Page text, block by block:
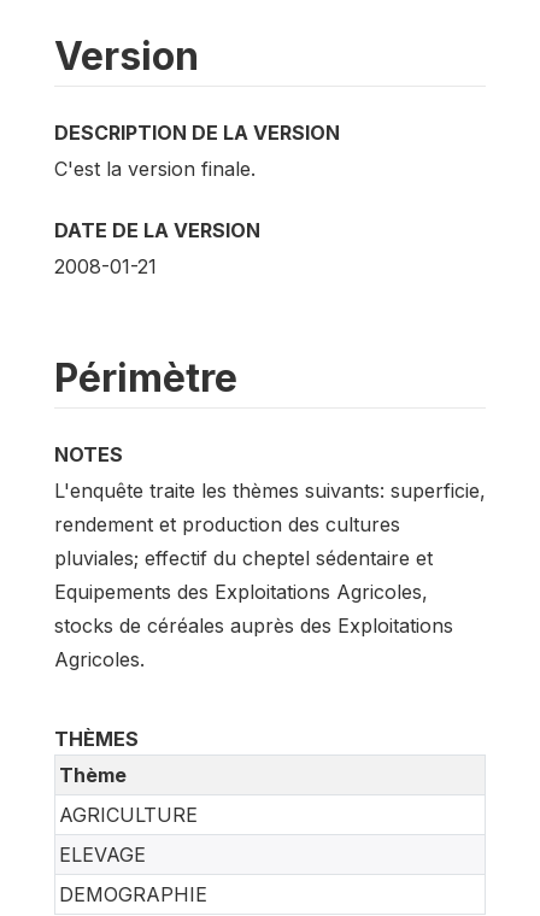
Version
DESCRIPTION DE LA VERSION
C'est la version finale.
DATE DE LA VERSION
2008-01-21
Périmètre
NOTES
L'enquête traite les thèmes suivants: superficie,
rendement et production des cultures
pluviales; effectif du cheptel sédentaire et
Equipements des Exploitations Agricoles,
stocks de céréales auprès des Exploitations
Agricoles.
THÈMES
Thème
AGRICULTURE
ELEVAGE
DEMOGRAPHIE